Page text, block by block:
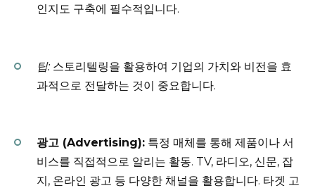
인지도 구축에 필수적입니다.
팁:스토리텔링을 활용하여 기업의 가치와 비전을 효
과적으로 전달하는 것이 중요합니다.
광고 (Advertising): 특정 매체를 통해 제품이나 서
비스를 직접적으로 알리는 활동. TV, 라디오, 신문, 잡
지, 온라인 광고 등 다양한 채널을 활용합니다. 타겟 고